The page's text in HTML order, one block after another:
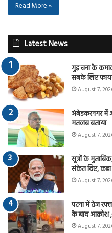
Read More »
Latest News
गुड़ चना के
सबके लिए
August 7,
अंबेडकरनगर में
मतलब बताया
August 7,
सूत्रों के
संकेत दिए,
August 7,
पटना में तेज
के बाद आक्रोश
August 7,